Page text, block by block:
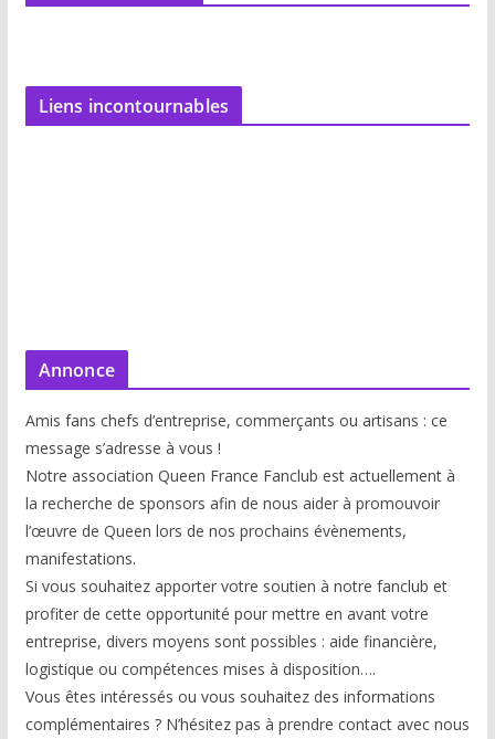
Liens incontournables
Annonce
Amis fans chefs d’entreprise, commerçants ou artisans : ce
message s’adresse à vous !
Notre association Queen France Fanclub est actuellement à
la recherche de sponsors afin de nous aider à promouvoir
l’œuvre de Queen lors de nos prochains évènements,
manifestations.
Si vous souhaitez apporter votre soutien à notre fanclub et
profiter de cette opportunité pour mettre en avant votre
entreprise, divers moyens sont possibles : aide financière,
logistique ou compétences mises à disposition….
Vous êtes intéressés ou vous souhaitez des informations
complémentaires ? N’hésitez pas à prendre contact avec nous